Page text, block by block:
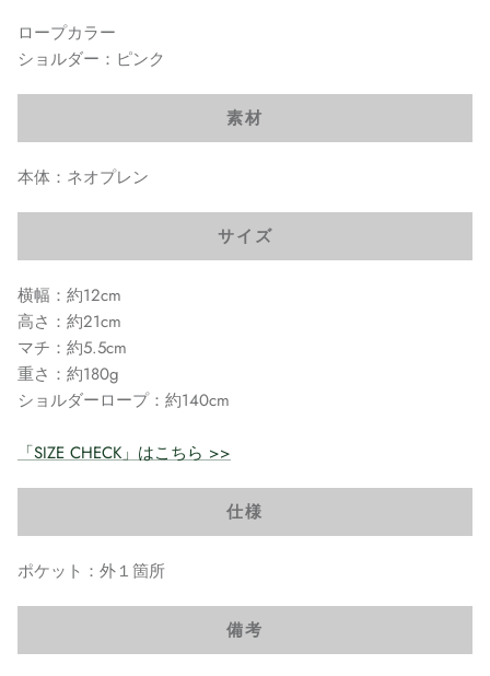
ロープカラー
ショルダー：ピンク
素材
本体：ネオプレン
サイズ
横幅：約12cm
高さ：約21cm
マチ：約5.5cm
重さ：約180g
ショルダーロープ：約140cm
「SIZE CHECK」はこちら >>
仕様
ポケット：外１箇所
備考